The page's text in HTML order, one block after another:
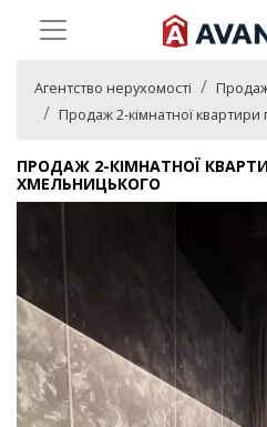
Агентство нерухомості
Продаж 2-кімнатної
ПРОДАЖ 2-КІМНАТНОЇ
ХМЕЛЬНИЦЬКОГО